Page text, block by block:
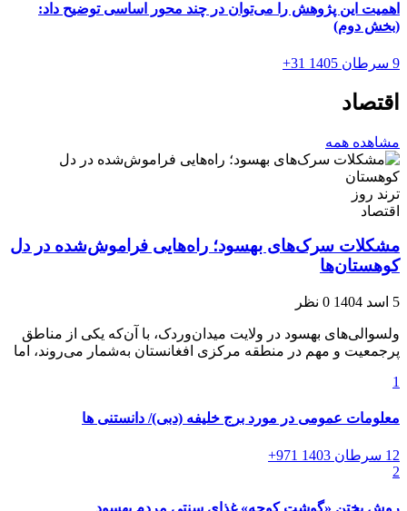
اهمیت این پژوهش را می‌توان در چند محور اساسی توضیح داد:
(بخش دوم)
9 سرطان 1405 31+
اقتصاد
مشاهده همه
ترند روز
اقتصاد
مشکلات سرک‌های بهسود؛ راه‌هایی فراموش‌شده در دل
کوهستان‌ها
5 اسد 1404 0 نظر
ولسوالی‌های بهسود در ولایت میدان‌وردک، با آن‌که یکی از مناطق
پرجمعیت و مهم در منطقه مرکزی افغانستان به‌شمار می‌روند، اما
1
معلومات عمومی در مورد برج خلیفه (دبی)/ دانستنی ها
12 سرطان 1403
971+
2
روش پختن «گوشت کوچه» غذای سنتی مردم بهسود